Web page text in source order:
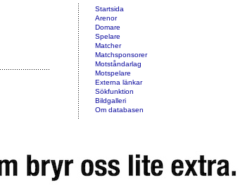
Startsida
Arenor
Domare
Spelare
Matcher
Matchsponsorer
Motståndarlag
Motspelare
Externa länkar
Sökfunktion
Bildgalleri
Om databasen